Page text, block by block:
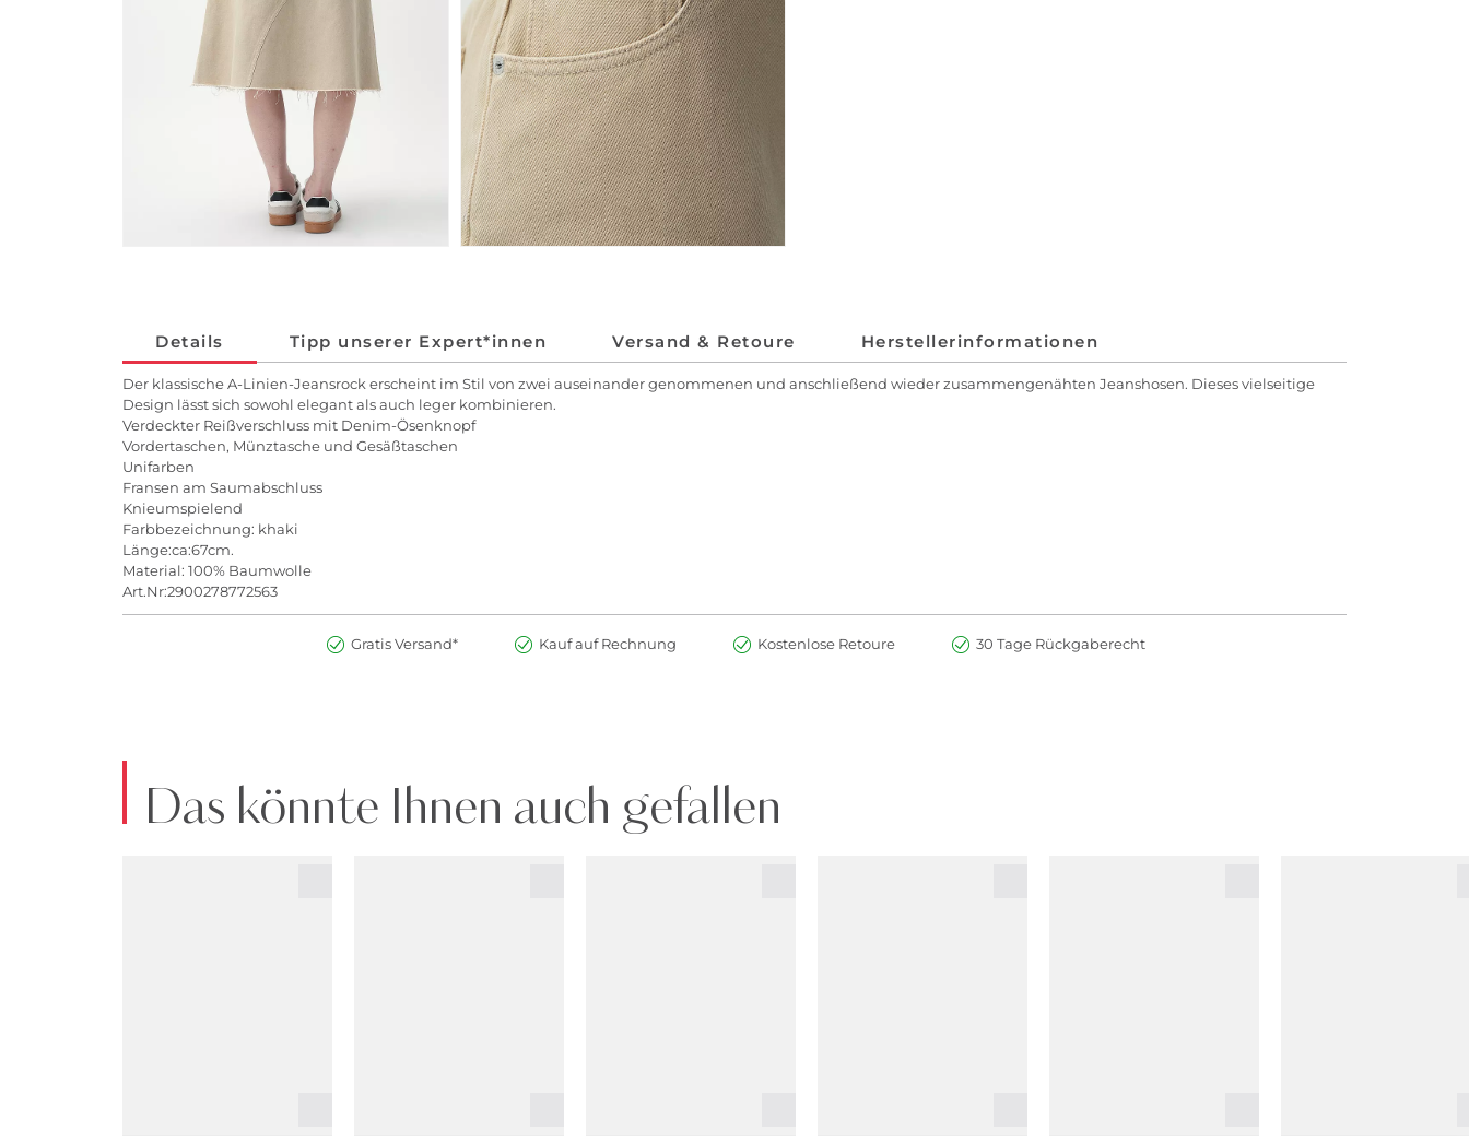
Details Tipp unserer Expert*innen Versand & Retoure Herstellerinformationen
Der klassische A-Linien-Jeansrock erscheint im Stil von zwei auseinander genommenen und anschließend wieder zusammengenähten Jeanshosen. Dieses vielseitige
Design lässt sich sowohl elegant als auch leger kombinieren.
Verdeckter Reißverschluss mit Denim-Ösenknopf
Vordertaschen, Münztasche und Gesäßtaschen
Unifarben
Fransen am Saumabschluss
Knieumspielend
Farbbezeichnung: khaki
Länge:ca:67cm.
Material: 100% Baumwolle
Art.Nr:2900278772563
Gratis Versand* Kauf auf Rechnung Kostenlose Retoure 30 Tage Rückgaberecht
Das könnte Ihnen auch gefallen